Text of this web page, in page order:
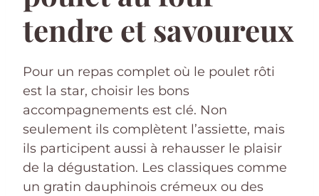
tendre et savoureux
Pour un repas complet où le poulet rôti
est la star, choisir les bons
accompagnements est clé. Non
seulement ils complètent l’assiette, mais
ils participent aussi à rehausser le plaisir
de la dégustation. Les classiques comme
un gratin dauphinois crémeux ou des